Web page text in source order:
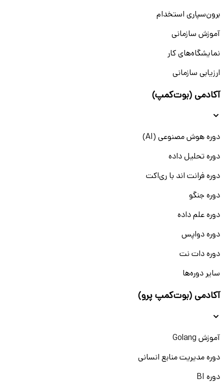
برون‌سپاری استخدام
آموزش سازمانی
نمایشگاه‌های کار
ارزیابی سازمانی
آکادمی (بوت‌کمپ)
دوره هوش مصنوعی (AI)
دوره تحلیل داده
دوره فرانت اند با ری‌اکت
دوره جنگو
دوره علم داده
دوره دواپس
دوره دات نت
سایر دوره‌ها
آکادمی (بوت‌کمپ پرو)
آموزش Golang
دوره مدیریت منابع انسانی
دوره BI